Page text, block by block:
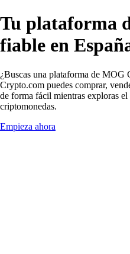
Tu plataforma
fiable en
¿Buscas una plataforma de MOG
Crypto.com puedes comprar,
de forma fácil mientras exploras
criptomonedas.
Empieza ahora